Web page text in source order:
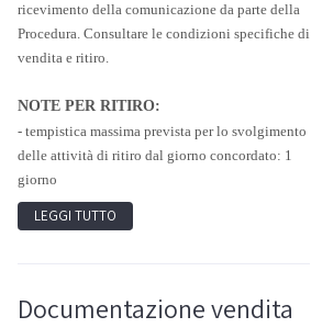
ricevimento della comunicazione da parte della
Procedura. Consultare le condizioni specifiche di
vendita e ritiro.
NOTE PER RITIRO:
- tempistica massima prevista per lo svolgimento
delle attività di ritiro dal giorno concordato: 1
giorno
LEGGI TUTTO
Documentazione vendita